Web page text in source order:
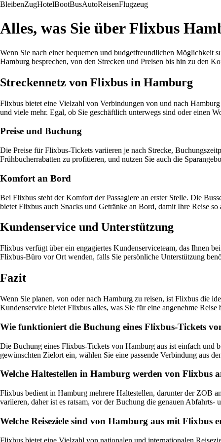
BleibenZugHotelBootBusAutoReisenFlugzeug
Alles, was Sie über Flixbus
Wenn Sie nach einer bequemen und budgetfreundlichen Möglichkeit
Hamburg besprechen, von den Strecken und Preisen bis hin zu den
Streckennetz von Flixbus in Hamburg
Flixbus bietet eine Vielzahl von Verbindungen von und nach
und viele mehr. Egal, ob Sie geschäftlich unterwegs sind oder einen
Preise und Buchung
Die Preise für Flixbus-Tickets variieren je nach Strecke,
Frühbucherrabatten zu profitieren, und nutzen Sie auch die
Komfort an Bord
Bei Flixbus steht der Komfort der Passagiere an erster Stelle. Die
bietet Flixbus auch Snacks und Getränke an Bord, damit Ihre Reise
Kundenservice und Unterstützung
Flixbus verfügt über ein engagiertes Kundenserviceteam, das Ihnen
Flixbus-Büro vor Ort wenden, falls Sie persönliche Unterstützung
Fazit
Wenn Sie planen, von oder nach Hamburg zu reisen, ist Flixbus die
Kundenservice bietet Flixbus alles, was Sie für eine angenehme
Wie funktioniert die Buchung eines Flixbus-Tickets
Die Buchung eines Flixbus-Tickets von Hamburg aus ist einfach und
gewünschten Zielort ein, wählen Sie eine passende Verbindung aus
Welche Haltestellen in Hamburg werden von Flixbus
Flixbus bedient in Hamburg mehrere Haltestellen, darunter der ZOB
variieren, daher ist es ratsam, vor der Buchung die genauen Abfahrts-
Welche Reiseziele sind von Hamburg aus mit Flixbus
Flixbus bietet eine Vielzahl von nationalen und internationalen